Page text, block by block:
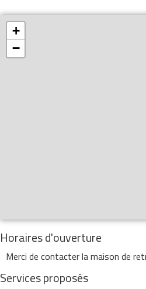
+
−
Horaires d'ouverture
Merci de contacter la maison de
Services proposés